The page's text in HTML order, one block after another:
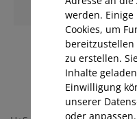
werden. Einige
Cookies, um
zu erstellen.
Inhalte
Einwilligung
unserer
oder anpassen.